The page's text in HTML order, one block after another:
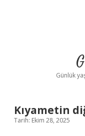
Günlük
Kıyametin
Tarih: Ekim 28, 2025